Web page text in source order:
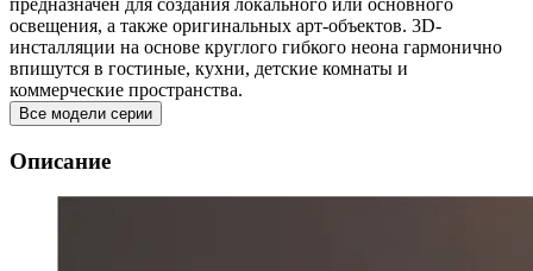
предназначен для создания локального или основного
освещения, а также оригинальных арт-объектов. 3D-
инсталляции на основе круглого гибкого неона гармонично
впишутся в гостиные, кухни, детские комнаты и
коммерческие пространства.
Все модели серии
Описание